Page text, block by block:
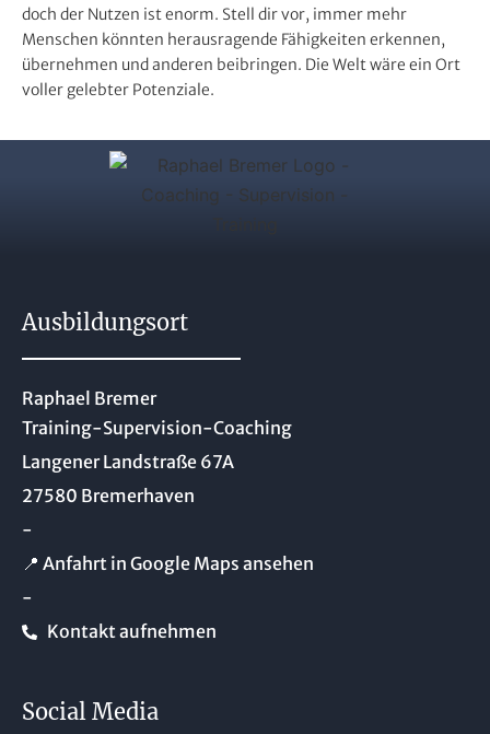
doch der Nutzen ist enorm. Stell dir vor, immer mehr
Menschen könnten herausragende Fähigkeiten erkennen,
übernehmen und anderen beibringen. Die Welt wäre ein Ort
voller gelebter Potenziale.
Ausbildungsort
Raphael Bremer
Training-Supervision-Coaching
Langener Landstraße 67A
27580 Bremerhaven
-
📍 Anfahrt in Google Maps ansehen
-
Kontakt aufnehmen
Social Media